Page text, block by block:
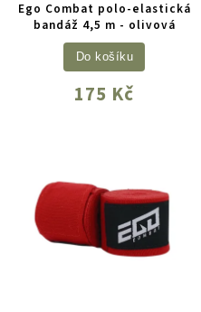
Ego Combat polo-elastická
bandáž 4,5 m - olivová
175 Kč
Do košíku